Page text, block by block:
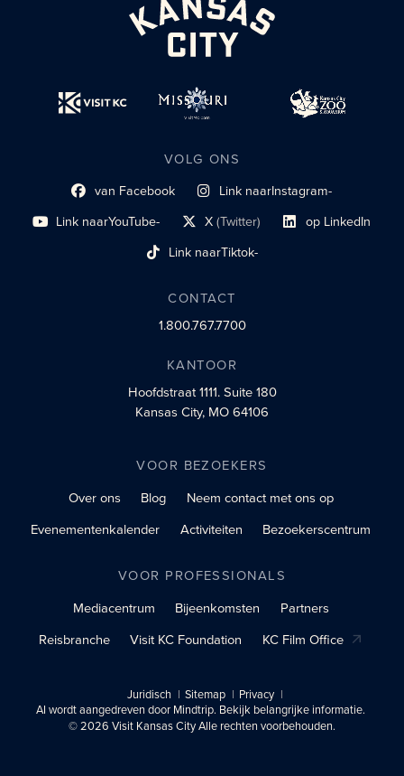
VOLG ONS
Link naar sociaal profiel
van Facebook Link naarInstagram-
sociaal profiel
Link naarYouTube-
sociaal profiel X(Twitter)
sociaal profiellink Link naar sociaal
op LinkedIn
Link naarTiktok-
sociaalprofiel
CONTACT
1.800.767.7700
KANTOOR
Hoofdstraat 1111.Suite 180
Kansas City, MO 64106
VOOR BEZOEKERS
Over ons
Blog
Neem contact met ons op
Evenementenkalender
Activiteiten Bezoekerscentrum
VOOR PROFESSIONALS
Mediacentrum
Bijeenkomsten
Partners
Reisbranche
Visit KC Foundation KC Film Office
Juridisch Sitemap
Privacy
AI wordt aangedreven door Mindtrip. Bekijk belangrijke informatie.
© 2026 Visit Kansas City Alle rechten voorbehouden.